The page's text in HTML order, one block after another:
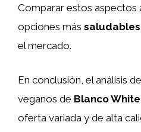
Comparar estos aspectos
opciones más
el mercado.
En conclusión, el análisis
veganos de Blanco
oferta variada y de alta